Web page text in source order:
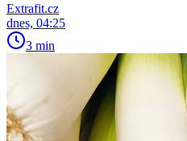
Extrafit.cz
dnes, 04:25
3 min